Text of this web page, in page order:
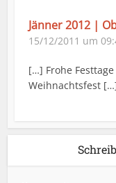
Jänner 2012 |
15/12/2011 um
[…] Frohe
Weihnachtsfest